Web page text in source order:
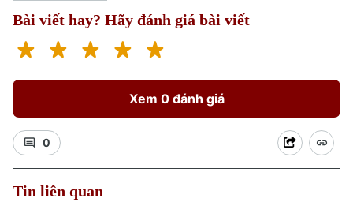
Bài viết hay? Hãy đánh giá bài viết
Xem 0 đánh giá
0
Tin liên quan